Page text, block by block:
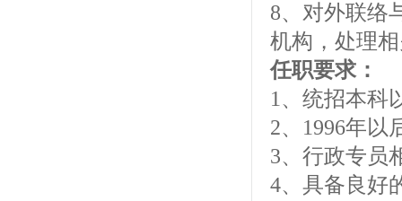
8、对外联络
机构，处理
任职要求：
1、统招本科
2、1996年以
3、行政专员
4、具备良好